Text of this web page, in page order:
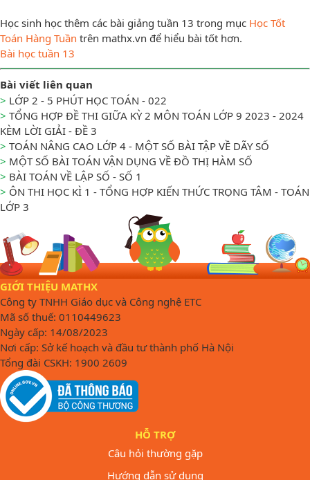
Học sinh học thêm các bài giảng tuần 13 trong mục Học Tốt
Toán Hàng Tuần trên mathx.vn để hiểu bài tốt hơn.
Bài học tuần 13
Bài viết liên quan
> LỚP 2 - 5 PHÚT HỌC TOÁN - 022
> TỔNG HỢP ĐỀ THI GIỮA KỲ 2 MÔN TOÁN LỚP 9 2023 - 2024
KÈM LỜI GIẢI - ĐỀ 3
> TOÁN NÂNG CAO LỚP 4 - MỘT SỐ BÀI TẬP VỀ DÃY SỐ
> MỘT SỐ BÀI TOÁN VẬN DỤNG VỀ ĐỒ THỊ HÀM SỐ
> BÀI TOÁN VỀ LẬP SỐ - SỐ 1
> ÔN THI HỌC KÌ 1 - TỔNG HỢP KIẾN THỨC TRỌNG TÂM - TOÁN
LỚP 3
GIỚI THIỆU MATHX
Công ty TNHH Giáo dục và Công nghệ ETC
Mã số thuế: 0110449623
Ngày cấp: 14/08/2023
Nơi cấp: Sở kế hoạch và đầu tư thành phố Hà Nội
Tổng đài CSKH: 1900 2609
HỖ TRỢ
Câu hỏi thường gặp
Hướng dẫn sử dụng